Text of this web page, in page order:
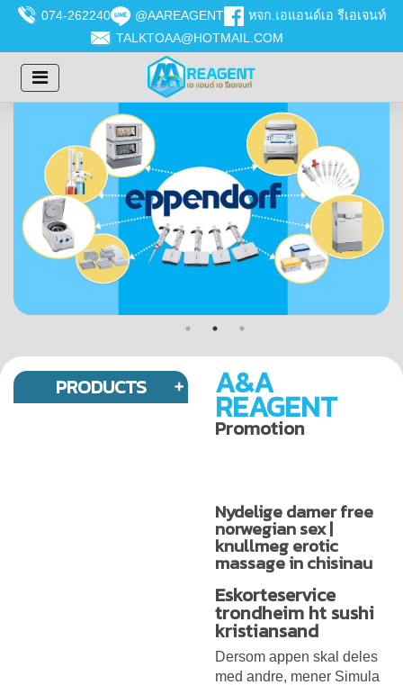
074-262240 @AAREAGENT
หจก.เอแอนด์เอ รีเอเจนท์
TALKTOAA@HOTMAIL.COM
PRODUCTS A&A
REAGENT
Promotion
Nydelige damer free
norwegian sex |
knullmeg erotic
massage in chisinau
Eskorteservice
trondheim ht sushi
kristiansand
Dersom appen skal deles
med andre, mener Simula